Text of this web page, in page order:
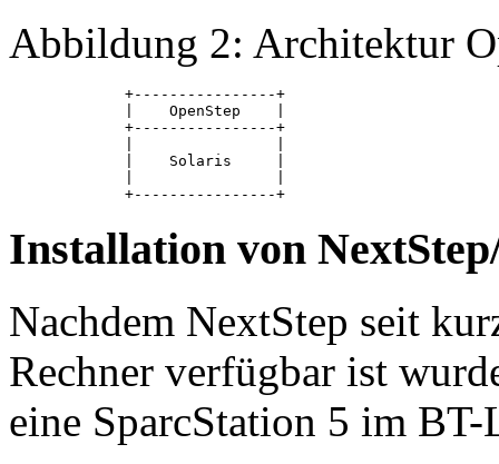
Abbildung 2: Architektur
             +----------------+
             |    OpenStep    |
             +----------------+
             |    Solaris     |
Installation von
Nachdem NextStep seit
Rechner verfügbar ist
eine SparcStation 5 im